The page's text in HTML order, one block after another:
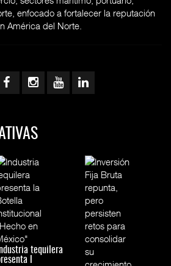
enfocado a fortalecer la reputación
América del Norte.
tequilera
l